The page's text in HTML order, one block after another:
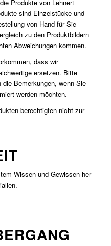
Produkte von Lehnert
sind Einzelstücke und
von Hand für Sie
zu den Produktbildern
Abweichungen kommen.
dass wir
ersetzen. Bitte
Bemerkungen, wenn Sie
werden möchten.
berechtigten nicht zur
Wissen und Gewissen her